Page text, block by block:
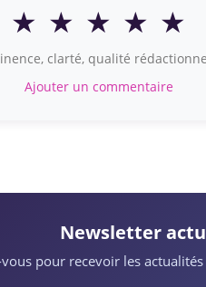
★ ★ ★ ★ ★
clarté, qualité
Ajouter un commentaire
Newsletter
pour recevoir les